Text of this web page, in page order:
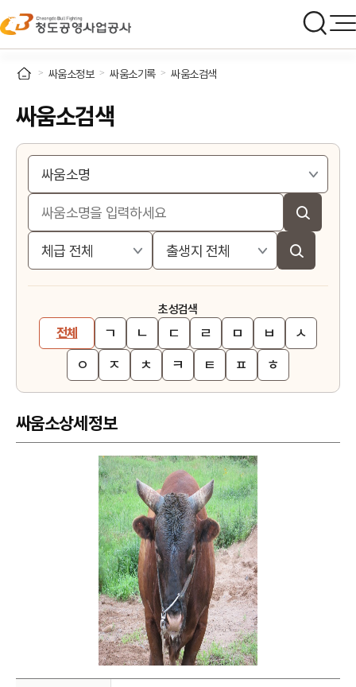
싸움소정보 싸움소기록 싸움소검색
싸움소검색
초성검색
전체 ㄱ ㄴ ㄷ ㄹ ㅁ ㅂ
ㅅ
ㅇ
ㅈ ㅊ ㅋ ㅌ ㅍ ㅎ
싸움소상세정보